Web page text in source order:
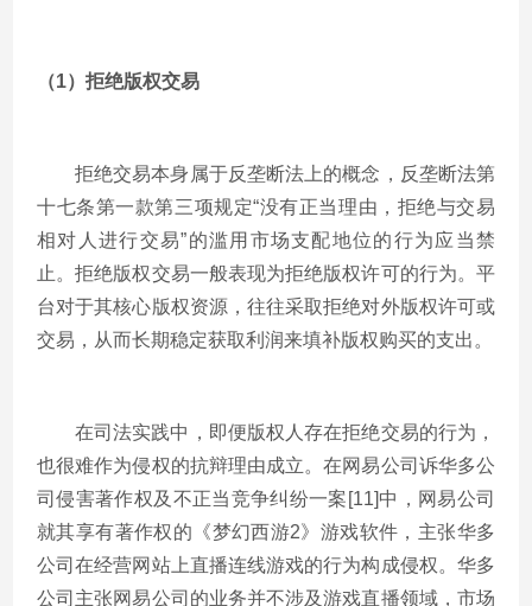
（1）拒绝版权交易
拒绝交易本身属于反垄断法上的概念，反垄断法第
十七条第一款第三项规定“没有正当理由，拒绝与交易
相对人进行交易”的滥用市场支配地位的行为应当禁
止。拒绝版权交易一般表现为拒绝版权许可的行为。平
台对于其核心版权资源，往往采取拒绝对外版权许可或
交易，从而长期稳定获取利润来填补版权购买的支出。
在司法实践中，即便版权人存在拒绝交易的行为，
也很难作为侵权的抗辩理由成立。在网易公司诉华多公
司侵害著作权及不正当竞争纠纷一案[11]中，网易公司
就其享有著作权的《梦幻西游2》游戏软件，主张华多
公司在经营网站上直播连线游戏的行为构成侵权。华多
公司主张网易公司的业务并不涉及游戏直播领域，市场